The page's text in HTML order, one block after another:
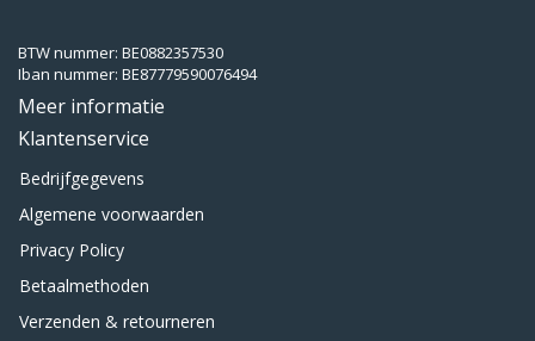
BTW nummer: BE0882357530
Iban nummer: BE87779590076494
Meer informatie
Klantenservice
Bedrijfgegevens
Algemene voorwaarden
Privacy Policy
Betaalmethoden
Verzenden & retourneren